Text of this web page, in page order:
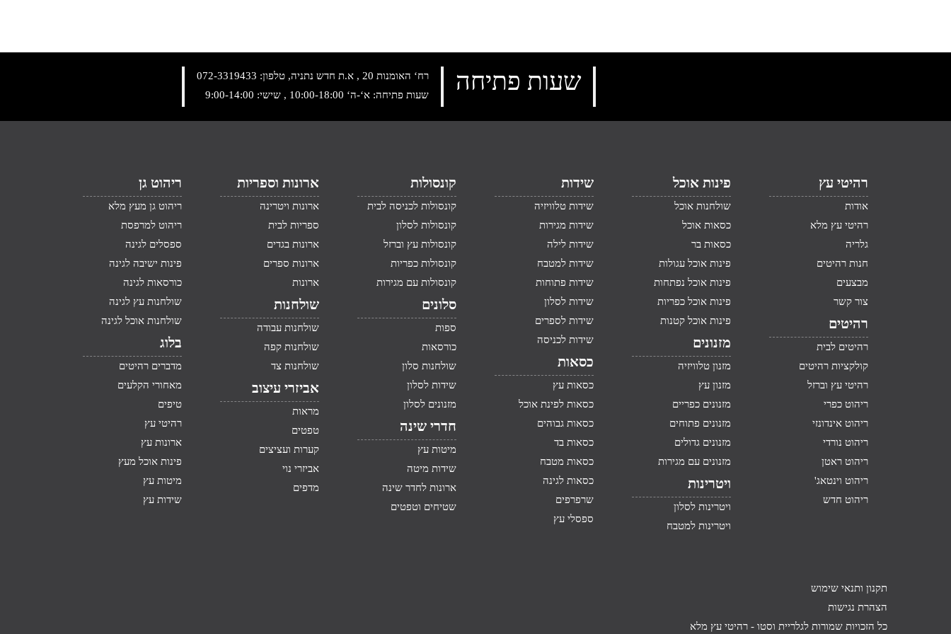
רח‘ האומנות 20 , א.ת חדש נתניה, טלפון:
072-3319433
שעות פתיחה: א‘-ה‘ 10:00-18:00 , שישי: 9:00-14:00
שעות פתיחה
רהיטי עץ
אודות
רהיטי עץ מלא
גלריה
חנות רהיטים
מבצעים
צור קשר
רהיטים
רהיטים לבית
קולקציות רהיטים
רהיטי עץ וברזל
ריהוט כפרי
ריהוט אינדונזי
ריהוט נורדי
ריהוט ראטן
ריהוט וינטאג'
ריהוט חדש
פינות אוכל
שולחנות אוכל
כסאות אוכל
כסאות בר
פינות אוכל עגולות
פינות אוכל נפתחות
פינות אוכל כפריות
פינות אוכל קטנות
מזנונים
מזנון טלוויזיה
מזנון עץ
מזנונים כפריים
מזנונים פתוחים
מזנונים גדולים
מזנונים עם מגירות
ויטרינות
ויטרינות לסלון
ויטרינות למטבח
שידות
שידות טלוויזיה
שידות מגירות
שידות לילה
שידות למטבח
שידות פתוחות
שידות לסלון
שידות לספרים
שידות לכניסה
כסאות
כסאות עץ
כסאות לפינת אוכל
כסאות גבוהים
כסאות בד
כסאות מטבח
כסאות לגינה
שרפרפים
ספסלי עץ
קונסולות
קונסולות לכניסה לבית
קונסולות לסלון
קונסולות עץ וברזל
קונסולות כפריות
קונסולות עם מגירות
סלונים
ספות
כורסאות
שולחנות סלון
שידות לסלון
מזנונים לסלון
חדרי שינה
מיטות עץ
שידות מיטה
ארונות לחדר שינה
שטיחים וטפטים
ארונות וספריות
ארונות ויטרינה
ספריות לבית
ארונות בגדים
ארונות ספרים
ארונות
שולחנות
שולחנות עבודה
שולחנות קפה
שולחנות צד
אביזרי עיצוב
מראות
טפטים
קערות ועציצים
אביזרי נוי
מדפים
ריהוט גן
ריהוט גן מעץ מלא
ריהוט למרפסת
ספסלים לגינה
פינות ישיבה לגינה
כורסאות לגינה
שולחנות עץ לגינה
שולחנות אוכל לגינה
בלוג
מדברים רהיטים
מאחורי הקלעים
טיפים
רהיטי עץ
ארונות עץ
פינות אוכל מעץ
מיטות עץ
שידות עץ
תקנון ותנאי שימוש
הצהרת נגישות
כל הזכויות שמורות לגלריית וסטו - רהיטי עץ מלא